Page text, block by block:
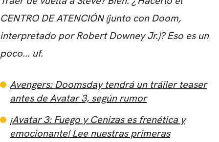
CENTRO DE ATENCIÓN (junto con Doom,
interpretado por Robert Downey Jr.)? Eso es un
poco... uf.
Avengers: Doomsday tendrá un tráiler teaser
antes de Avatar 3, según rumor
¡Avatar 3: Fuego y Cenizas es frenética y
emocionante! Lee nuestras primeras